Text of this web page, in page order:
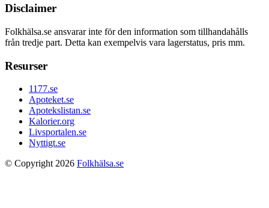
Disclaimer
Folkhälsa.se ansvarar inte för den information som tillhandahålls
från tredje part. Detta kan exempelvis vara lagerstatus, pris mm.
Resurser
1177.se
Apoteket.se
Apotekslistan.se
Kalorier.org
Livsportalen.se
Nyttigt.se
© Copyright 2026 Folkhälsa.se